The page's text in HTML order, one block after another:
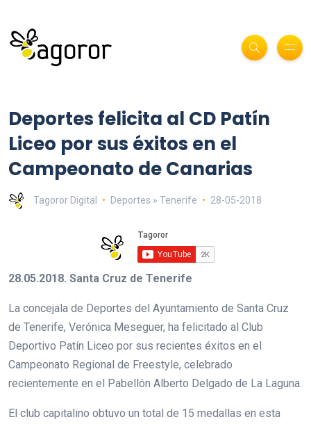
Deportes felicita al CD Patín
Liceo por sus éxitos en el
Campeonato de Canarias
Tagoror Digital Deportes » Tenerife 28-05-2018
28.05.2018. Santa Cruz de Tenerife
La concejala de Deportes del Ayuntamiento de Santa Cruz
de Tenerife, Verónica Meseguer, ha felicitado al Club
Deportivo Patín Liceo por sus recientes éxitos en el
Campeonato Regional de Freestyle, celebrado
recientemente en el Pabellón Alberto Delgado de La Laguna.
El club capitalino obtuvo un total de 15 medallas en esta